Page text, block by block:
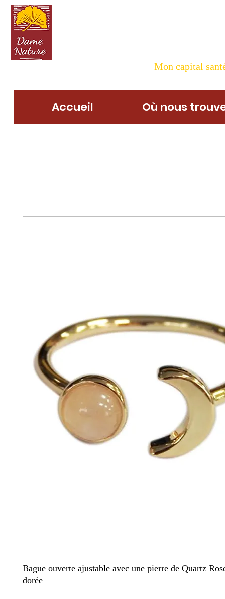
Mon capital
Accueil Où nous
Bague ouverte ajustable avec une pierre de Quartz
dorée